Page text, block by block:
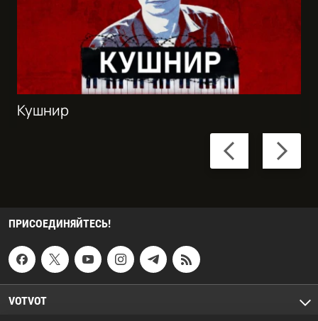
Previous
slide
Next
slide
Кушнир
ПРИСОЕДИНЯЙТЕСЬ!
VOTVOT